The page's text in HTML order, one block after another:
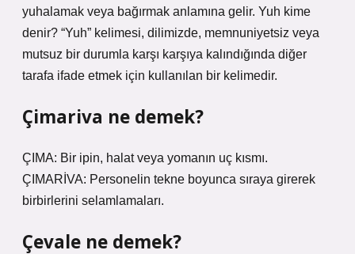
yuhalamak veya bağırmak anlamına gelir. Yuh kime
denir? “Yuh” kelimesi, dilimizde, memnuniyetsiz veya
mutsuz bir durumla karşı karşıya kalındığında diğer
tarafa ifade etmek için kullanılan bir kelimedir.
Çimariva ne demek?
ÇIMA: Bir ipin, halat veya yomanın uç kısmı.
ÇIMARİVA: Personelin tekne boyunca sıraya girerek
birbirlerini selamlamaları.
Çevale ne demek?